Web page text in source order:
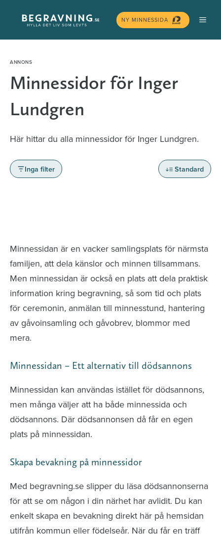
innehåll
NY MINNESSIDA
Minnessidor för Inger
Lundgren
Här hittar du alla minnessidor för Inger Lundgren.
Inga filter Standard
Minnessidan är en vacker samlingsplats för närmsta
familjen, att dela känslor och minnen tillsammans.
Men minnessidan är också en plats att dela praktisk
information kring begravning, så som tid och plats
för ceremonin, anmälan till minnesstund, hantering
av gåvoinsamling och gåvobrev, blommor med
mera.
Minnessidan – Ett alternativ till dödsannons
Minnessidan kan användas istället för dödsannons,
men många väljer att ha både minnessida och
dödsannons. Där dödsannonsen då får en egen
plats på minnessidan.
Skapa bevakning på minnessidor
Med begravning.se slipper du läsa dödsannonserna
för att se om någon i din närhet har avlidit. Du kan
enkelt skapa en bevakning direkt här på hemsidan
utifrån kommun eller födelseår. När du får en träff